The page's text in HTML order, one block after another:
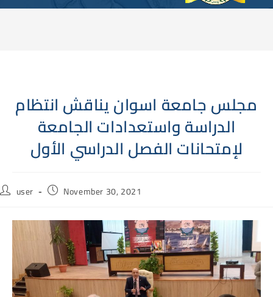
مجلس جامعة اسوان يناقش انتظام
الدراسة واستعدادات الجامعة
لإمتحانات الفصل الدراسي الأول
Postuser PostNovember 30, 2021